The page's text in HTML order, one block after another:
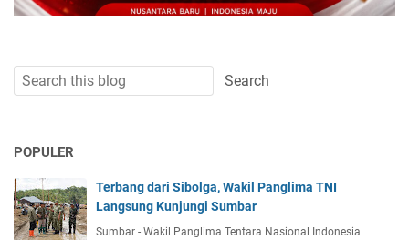
POPULER
Terbang dari Sibolga, Wakil Panglima TNI
Langsung Kunjungi Sumbar
Sumbar - Wakil Panglima Tentara Nasional Indonesia